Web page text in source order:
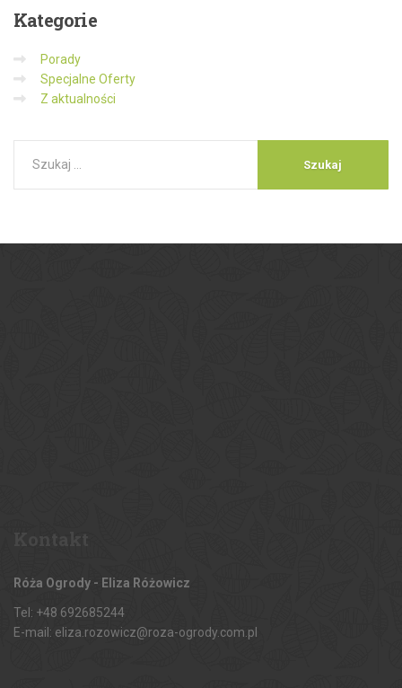
Kategorie
Porady
Specjalne Oferty
Z aktualności
Róża Ogrody - Eliza Różowicz
Tel: +48 692685244
E-mail: eliza.rozowicz@roza-ogrody.com.pl